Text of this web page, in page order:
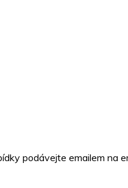
podávejte emailem na